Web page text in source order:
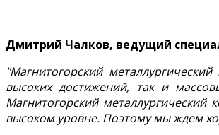
Дмитрий Чалков, ведущий
"Магнитогорский
высоких достижений, так и
Магнитогорский
высоком уровне. Поэтому мы ждем